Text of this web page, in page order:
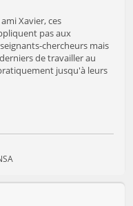
Xavier, ces
pas aux
chercheurs mais
de travailler au
jusqu'à leurs